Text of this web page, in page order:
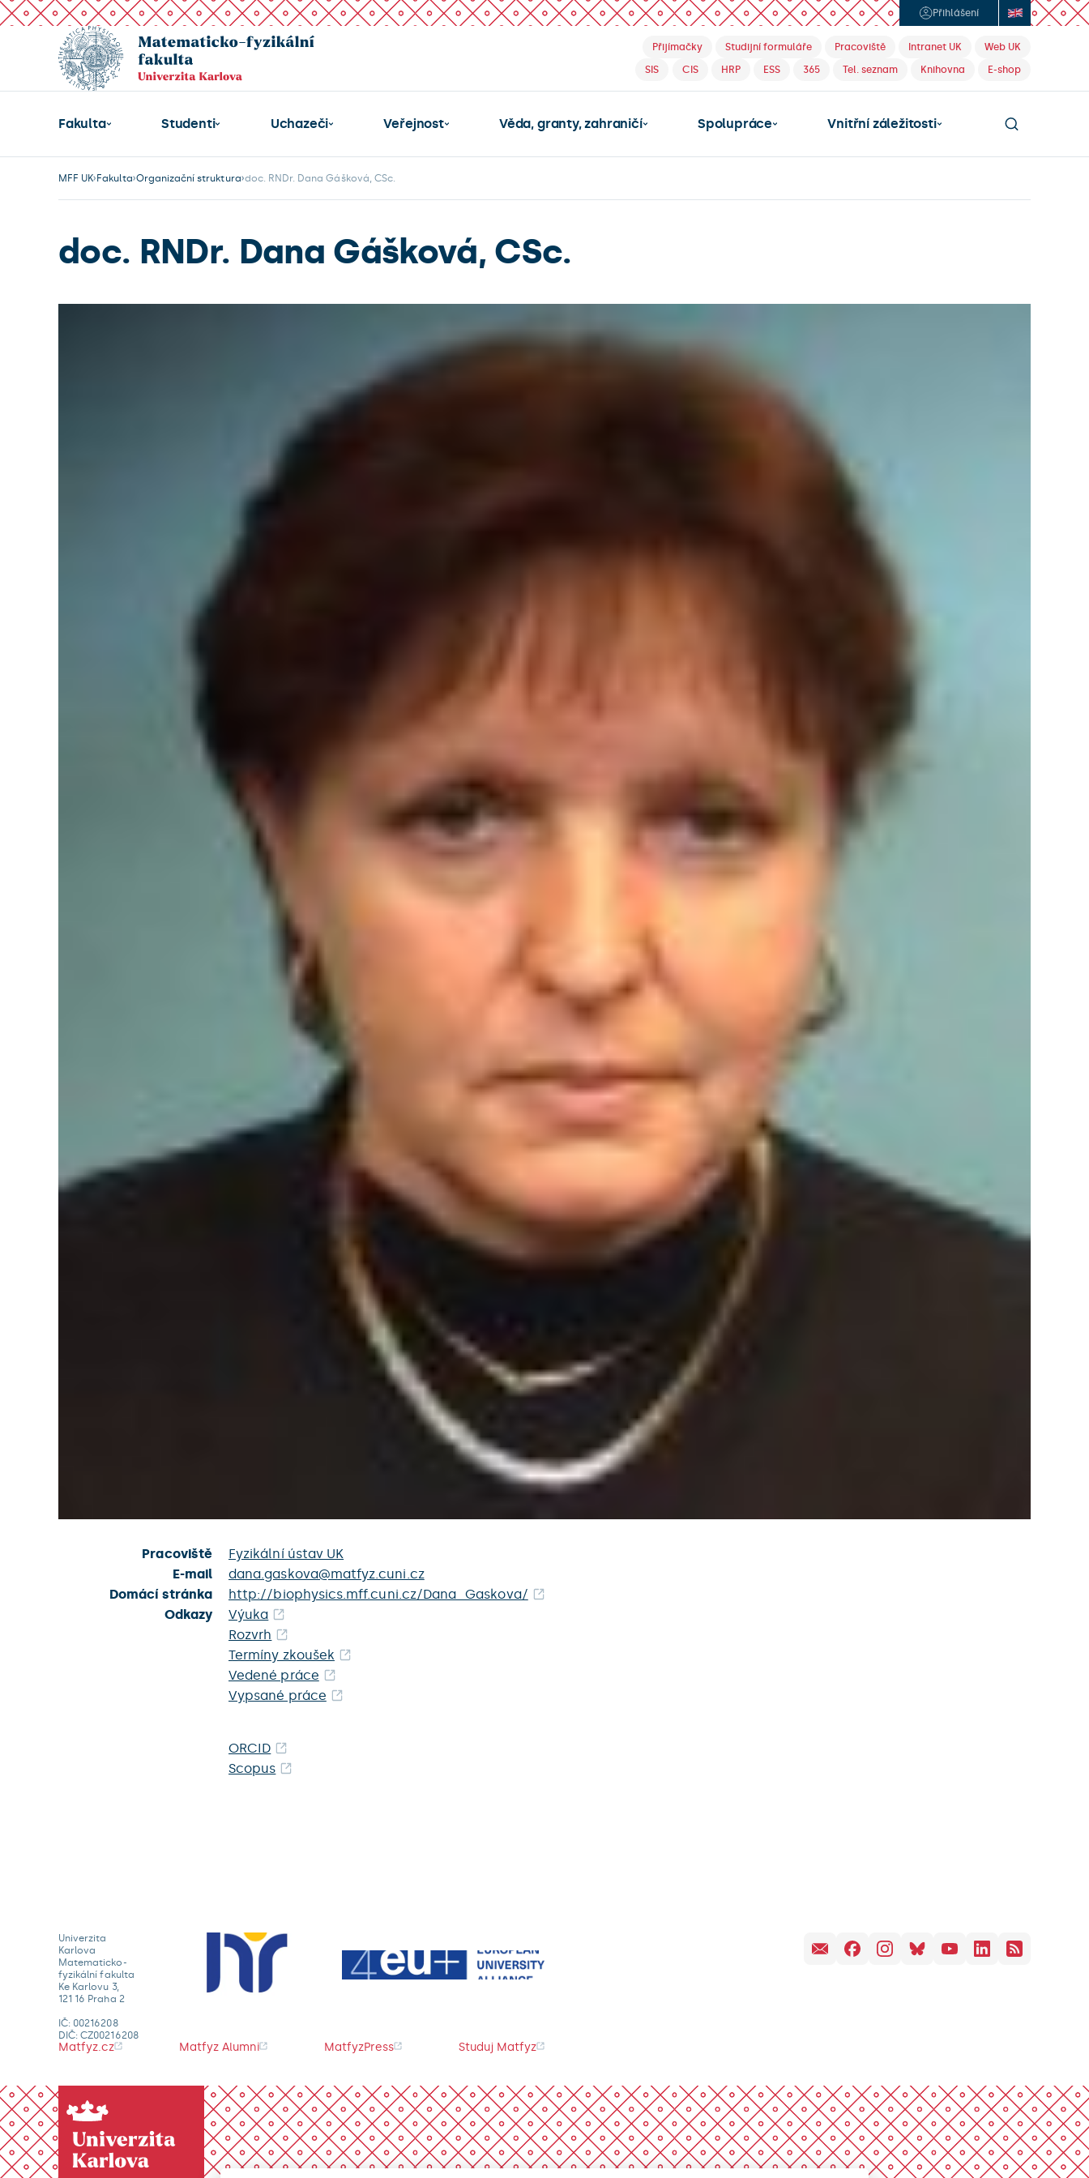
Přihlášení
Přijímačky Studijní formuláře Pracoviště Intranet UK
Web UK
SIS
CIS HRP ESS 365 Tel. seznam Knihovna E-shop
Fakulta Studenti Uchazeči Veřejnost Věda, granty, zahraničí Spolupráce Vnitřní záležitosti
MFF UK Fakulta Organizační struktura doc. RNDr. Dana Gášková, CSc.
doc. RNDr. Dana Gášková, CSc.
Pracoviště
Fyzikální ústav UK
E-mail
dana.gaskova@matfyz.cuni.cz
Domácí stránka
http://biophysics.mff.cuni.cz/Dana_Gaskova/
Odkazy
Výuka
Rozvrh
Termíny zkoušek
Vedené práce
Vypsané práce
ORCID
Scopus
Univerzita
Karlova
Matematicko-
fyzikální fakulta
Ke Karlovu 3,
121 16 Praha 2
IČ: 00216208
DIČ: CZ00216208
Matfyz.cz Matfyz Alumni MatfyzPress Studuj Matfyz